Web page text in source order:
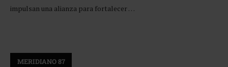
impulsan una alianza para fortalecer …
MERIDIANO 87